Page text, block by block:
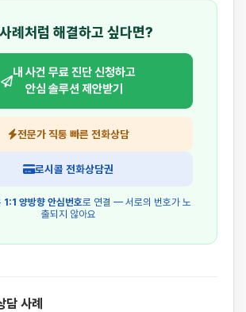
례처럼 해결하고 싶다면?
내 사건 무료 진단 신청하고
안심 솔루션 제안받기
전문가 직통 빠른 전화상담
로시콜 전화상담권
1:1 양방향 안심번호로 연결 — 서로의 번호가 노
출되지 않아요
담 사례